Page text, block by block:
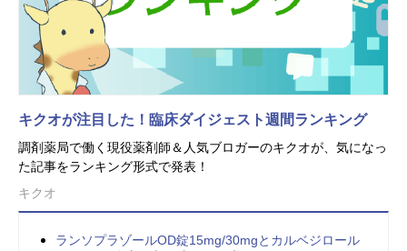
キクオが注目した！臨床ダイジェスト週間ランキング
調剤薬局で働く現役薬剤師＆人気ブロガーのキクオが、気になっ
た記事をランキング形式で発表！
キクオ
ランソプラゾールOD錠15mg/30mgとカルベジロール